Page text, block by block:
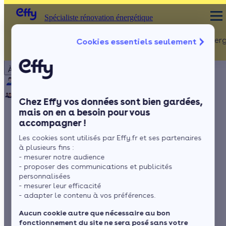
Cookies essentiels seulement
Chez Effy vos données sont bien gardées,
mais on en a besoin pour vous
accompagner !
Les cookies sont utilisés par Effy.fr et ses partenaires
à plusieurs fins :
- mesurer notre audience
- proposer des communications et publicités
personnalisées
- mesurer leur efficacité
- adapter le contenu à vos préférences.
Aucun cookie autre que nécessaire au bon
fonctionnement du site ne sera posé sans votre
À propos
Notre équipe
Rejoignez-nous Presse
Spécialiste rénovation énergétique Rénovation
Murs
Sols
Spécialiste rénovation énergétique
Quel isolant pour
quelle paroi ?
par Mariana Gonçalves
Sommaire